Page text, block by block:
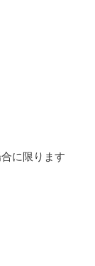
に限ります